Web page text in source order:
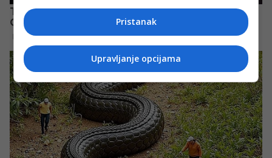
Pristanak
Upravljanje opcijama